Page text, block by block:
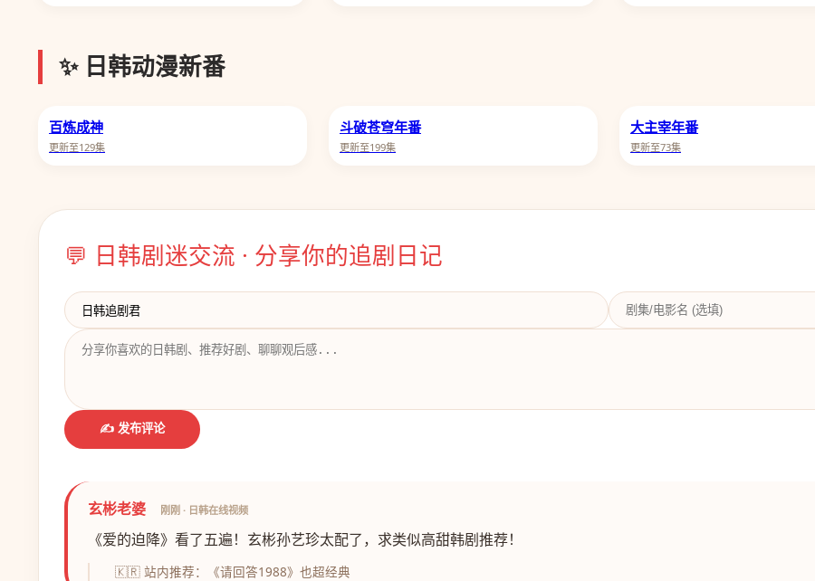
✨ 日韩动漫新番
百炼成神
更新至129集
斗破苍穹年番
更新至199集
大主宰年番
更新至73集
💬 日韩剧迷交流 · 分享你的追剧日记
✍️ 发布评论
玄彬老婆 刚刚 · 日韩在线视频
《爱的迫降》看了五遍！玄彬孙艺珍太配了，求类似高甜韩剧推荐！
🇰🇷 站内推荐：《请回答1988》也超经典